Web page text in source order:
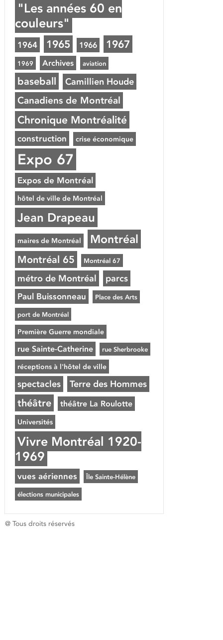
"Les années 60 en
couleurs"
1964 1965 1966 1967
1969 Archives aviation
baseball Camillien Houde
Canadiens de Montréal
Chronique Montréalité
construction crise économique
Expo 67
Expos de Montréal
hôtel de ville de Montréal
Jean Drapeau
maires de Montréal Montréal
Montréal 65 Montréal 67
métro de Montréal parcs
Paul Buissonneau Place des Arts
port de Montréal
Première Guerre mondiale
rue Sainte-Catherine rue Sherbrooke
réceptions à l'hôtel de ville
spectacles Terre des Hommes
théâtre théâtre La Roulotte
Universités
Vivre Montréal 1920-
1969
vues aériennes Île Sainte-Hélène
élections municipales
@ Tous droits réservés